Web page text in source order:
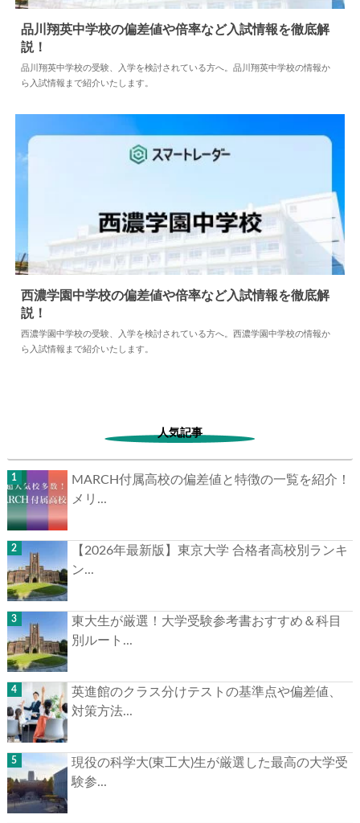
中学情報 2024.04.02
品川翔英中学校の偏差値や倍率など入試情報を徹底解
説！
品川翔英中学校の受験、入学を検討されている方へ。品川翔英中学校の情報か
ら入試情報まで紹介いたします。
中学情報 2026.08.04
西濃学園中学校の偏差値や倍率など入試情報を徹底解
説！
西濃学園中学校の受験、入学を検討されている方へ。西濃学園中学校の情報か
ら入試情報まで紹介いたします。
人気記事
MARCH付属高校の偏差値と特徴の一覧を紹介！
メリ...
【2026年最新版】東京大学 合格者高校別ランキ
ン...
東大生が厳選！大学受験参考書おすすめ＆科目
別ルート...
英進館のクラス分けテストの基準点や偏差値、
対策方法...
現役の科学大(東工大)生が厳選した最高の大学受
験参...